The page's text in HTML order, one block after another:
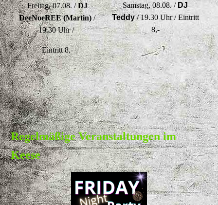
Freitag, 07.08. /DJ
DeeNoeREE (Martin)/
19.30 Uhr /
Eintritt 8,-
Samstag, 08.08. / DJ
Teddy/ 19.30 Uhr / Eintritt
8,-
Regelmäßige Veranstaltungen im
Keese